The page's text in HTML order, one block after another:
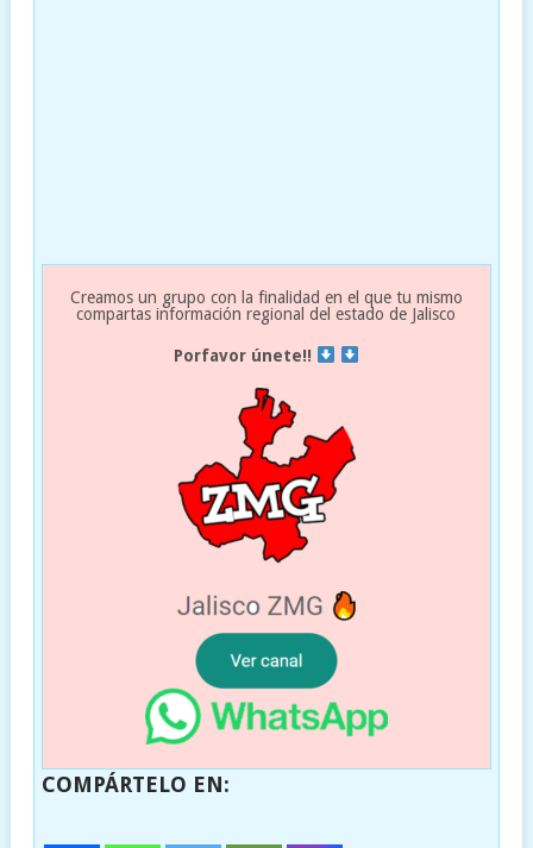
Creamos un grupo con la finalidad en el que tu mismo
compartas información regional del estado de Jalisco
Porfavor únete!!
COMPÁRTELO EN: